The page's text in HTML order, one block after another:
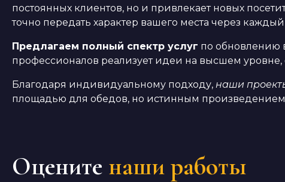
постоянных клиентов, но и привлекает новых
точно передать характер вашего места через
Предлагаем полный спектр услуг по обновлению
профессионалов реализует идеи на высшем
Благодаря индивидуальному подходу, наши
площадью для обедов, но истинным произведением
Оцените наши работы